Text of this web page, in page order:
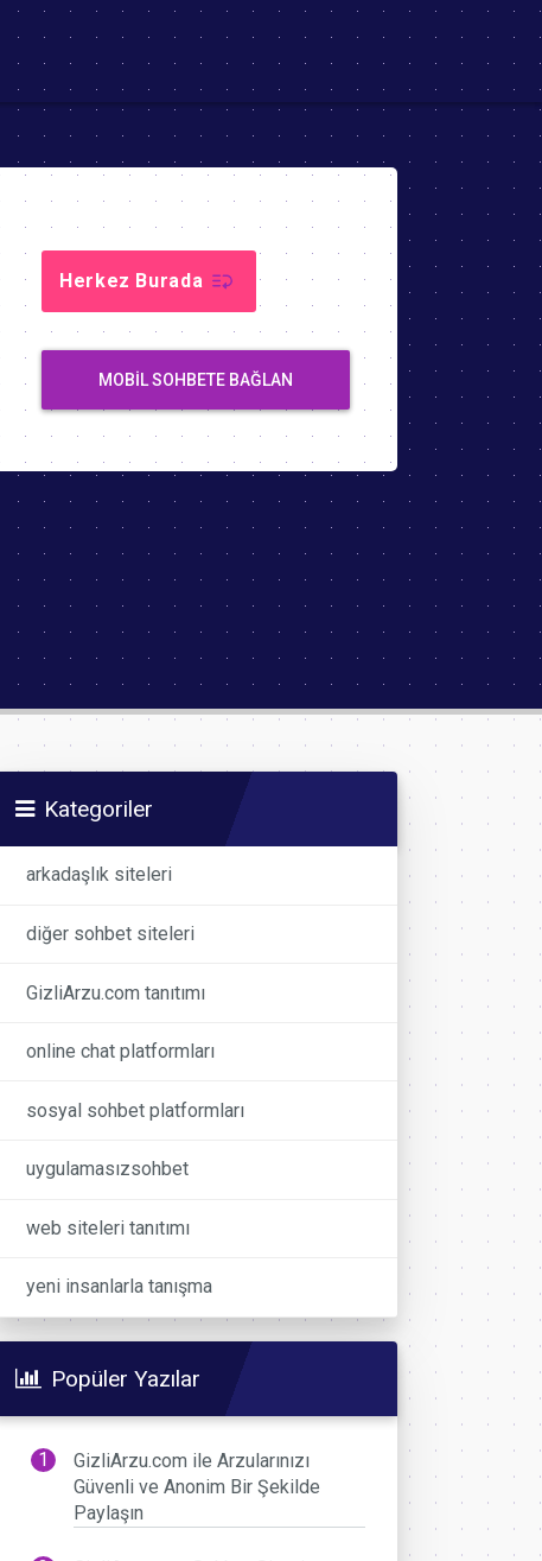
Herkez Burada
MOBIL SOHBETE BAĞLAN
Kategoriler
arkadaşlık siteleri
diğer sohbet siteleri
GizliArzu.com tanıtımı
online chat platformları
sosyal sohbet platformları
uygulamasızsohbet
web siteleri tanıtımı
yeni insanlarla tanışma
Popüler Yazılar
GizliArzu.com ile Arzularınızı
Güvenli ve Anonim Bir Şekilde
Paylaşın